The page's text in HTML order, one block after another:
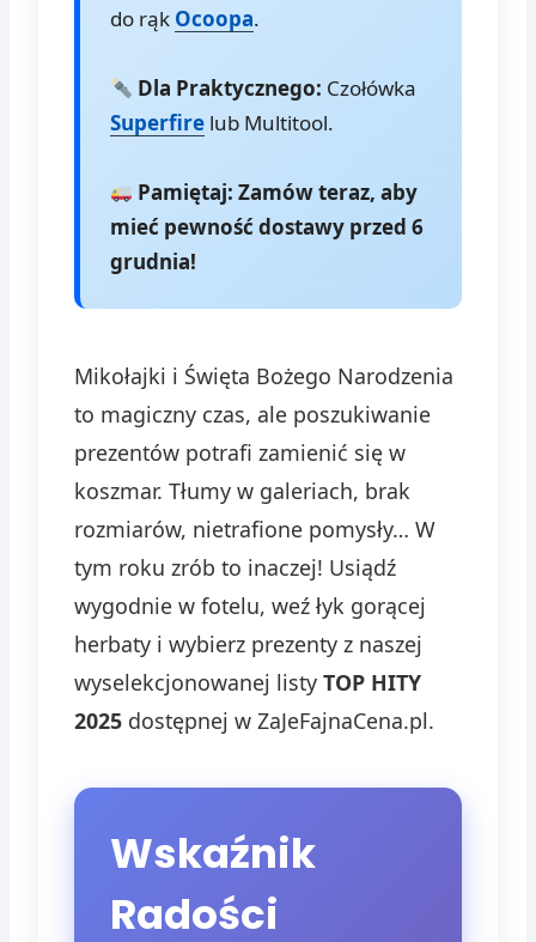
do rąk Ocoopa.
Dla Praktycznego: Czołówka
Superfire lub Multitool.
Pamiętaj: Zamów teraz, aby
mieć pewność dostawy przed 6
grudnia!
Mikołajki i Święta Bożego Narodzenia
to magiczny czas, ale poszukiwanie
prezentów potrafi zamienić się w
koszmar. Tłumy w galeriach, brak
rozmiarów, nietrafione pomysły… W
tym roku zrób to inaczej! Usiądź
wygodnie w fotelu, weź łyk gorącej
herbaty i wybierz prezenty z naszej
wyselekcjonowanej listy TOP HITY
2025 dostępnej w ZaJeFajnaCena.pl.
Wskaźnik
Radości